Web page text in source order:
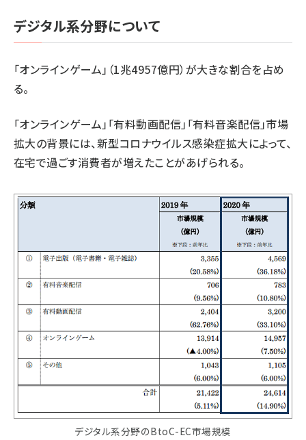
デジタル系分野について
「オンラインゲーム」（1兆4957億円）が大きな割合を占め
る。
「オンラインゲーム」「有料動画配信」「有料音楽配信」市場
拡大の背景には、新型コロナウイルス感染症拡大によって、
在宅で過ごす消費者が増えたことがあげられる。
デジタル系分野のBtoC-EC市場規模